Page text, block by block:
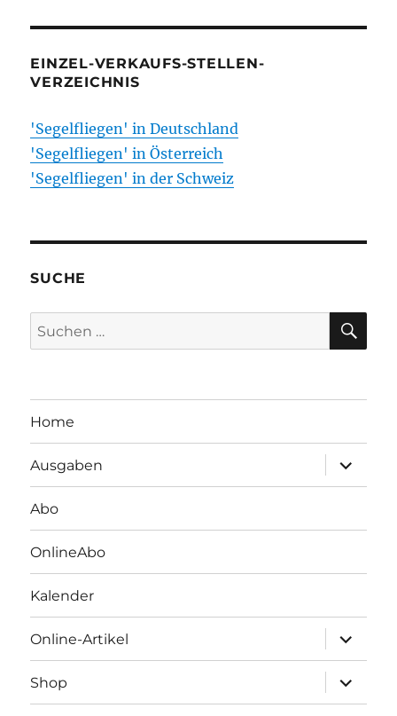
EINZEL-VERKAUFS-STELLEN-
VERZEICHNIS
'Segelfliegen' in Deutschland
'Segelfliegen' in Österreich
'Segelfliegen' in der Schweiz
SUCHE
Suchen
nach:
Home
Ausgaben
öffnen
Abo
OnlineAbo
Kalender
Online-Artikel
öffnen
Shop
öffnen